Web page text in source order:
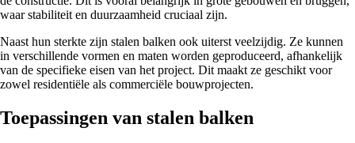
waar stabiliteit en duurzaamheid cruciaal zijn.
Naast hun sterkte zijn stalen balken ook uiterst veelzijdig. Ze kunnen
in verschillende vormen en maten worden geproduceerd, afhankelijk
van de specifieke eisen van het project. Dit maakt ze geschikt voor
zowel residentiële als commerciële bouwprojecten.
Toepassingen van stalen balken